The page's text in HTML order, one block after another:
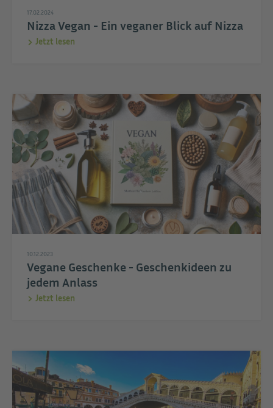
17.02.2024
Nizza Vegan - Ein veganer Blick auf Nizza
Jetzt lesen
10.12.2023
Vegane Geschenke - Geschenkideen zu
jedem Anlass
Jetzt lesen